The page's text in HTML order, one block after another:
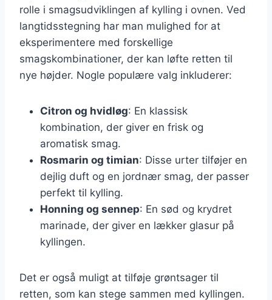
rolle i smagsudviklingen af kylling i ovnen. Ved
langtidsstegning har man mulighed for at
eksperimentere med forskellige
smagskombinationer, der kan løfte retten til
nye højder. Nogle populære valg inkluderer:
Citron og hvidløg: En klassisk
kombination, der giver en frisk og
aromatisk smag.
Rosmarin og timian: Disse urter tilføjer en
dejlig duft og en jordnær smag, der passer
perfekt til kylling.
Honning og sennep: En sød og krydret
marinade, der giver en lækker glasur på
kyllingen.
Det er også muligt at tilføje grøntsager til
retten, som kan stege sammen med kyllingen.